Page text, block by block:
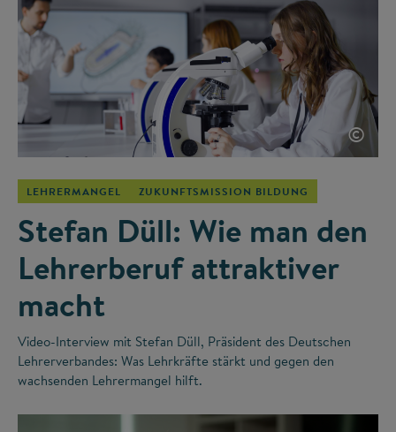
©
LEHRERMANGEL ZUKUNFTSMISSION BILDUNG
Stefan Düll: Wie man den
Lehrerberuf attraktiver
macht
Video-Interview mit Stefan Düll, Präsident des Deutschen
Lehrerverbandes: Was Lehrkräfte stärkt und gegen den
wachsenden Lehrermangel hilft.